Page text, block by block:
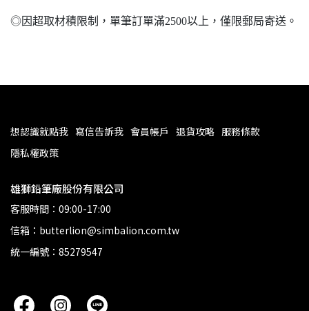
◎因超取材積限制，單筆訂單滿2500以上，僅限郵局寄送。
想認識就點我 寫信告訴我 會員帳戶 退貨攻略 服務條款
隱私權政策
雄獅鉛筆廠股份有限公司
客服時間：09:00-17:00
信箱：butterlion@simbalion.com.tw
統一編號：85279547